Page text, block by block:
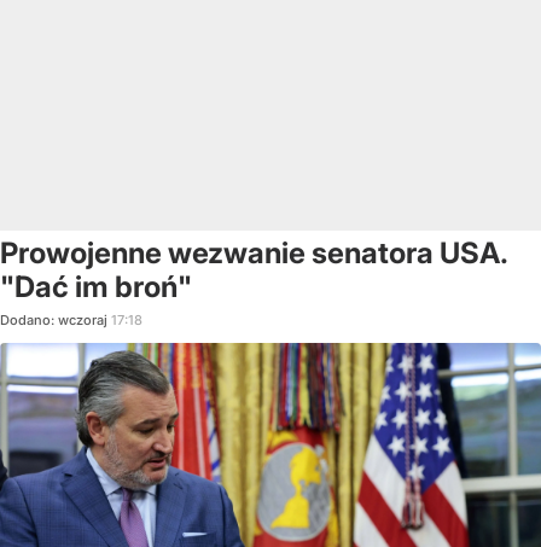
Prowojenne wezwanie senatora USA.
"Dać im broń"
Dodano: wczoraj 17:18